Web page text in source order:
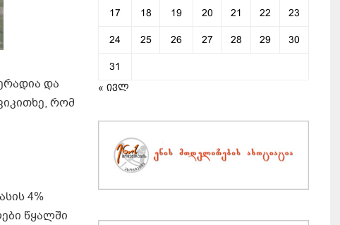
და
რომ
4%
წყალში
17 18 19 20 21 22 23
24 25 26 27 28 29 30
31
« ივლ